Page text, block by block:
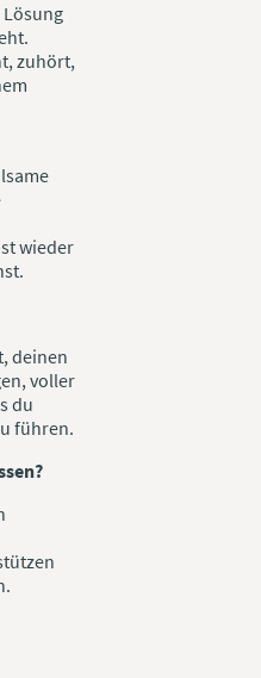
zuhört,
wieder
deinen
voller
du
führen.